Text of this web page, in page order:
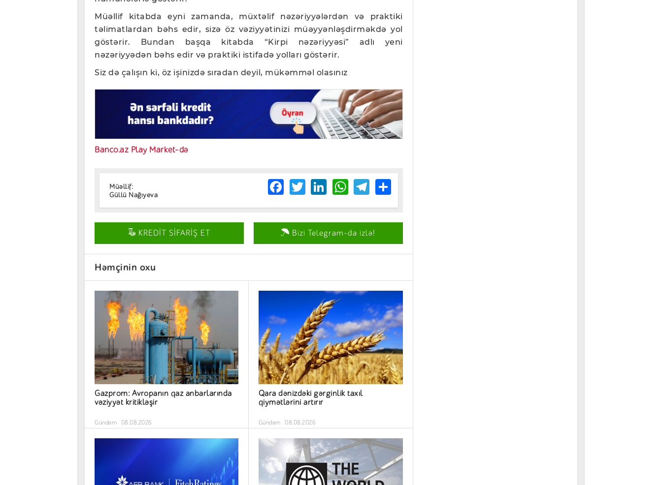
Müəllif kitabda eyni zamanda, müxtəlif nəzəriyyələrdən və praktiki
təlimatlardan bəhs edir, sizə öz vəziyyətinizi müəyyənləşdirməkdə yol
göstərir. Bundan başqa kitabda “Kirpi nəzəriyyəsi” adlı yeni
nəzəriyyədən bəhs edir və praktiki istifadə yolları göstərir.
Siz də çalışın ki, öz işinizdə sıradan deyil, mükəmməl olasınız
Banco.az Play Market-də
Müəllif:
Güllü Nağıyeva
Facebook
TwitterLinkedIn
WhatsApp
Telegram
Share
KREDİT SİFARİŞ ET Bizi Telegram-da izlə!
Həmçinin oxu
Gazprom: Avropanın qaz anbarlarında
vəziyyət kritikləşir
Gündəm 08.08.2026
Qara dənizdəki gərginlik taxıl
qiymətlərini artırır
Gündəm 08.08.2026